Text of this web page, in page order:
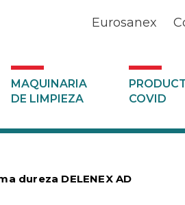
Eurosanex
MAQUINARIA
DE LIMPIEZA
COVID
dureza DELENEX AD